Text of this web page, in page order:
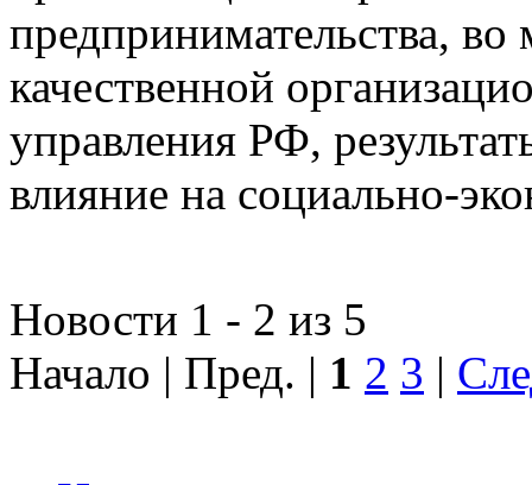
предпринимательства,
качественной
управления РФ,
влияние на социально-
Новости 1 - 2 из 5
Начало | Пред. | 1 2 3 |